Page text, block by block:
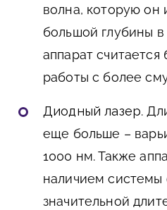
волна, которую он
большой глубины
аппарат
работы с более
Диодный лазер.
еще больше –
1000 нм. Также
наличием системы
значительной